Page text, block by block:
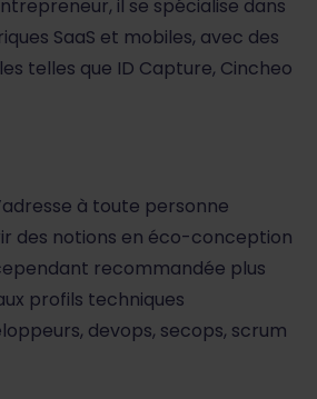
il se spécialise dans
SaaS et mobiles, avec des
telles que ID Capture, Cincheo
à toute personne
des notions en éco-conception
recommandée plus
profils techniques
devops, secops, scrum